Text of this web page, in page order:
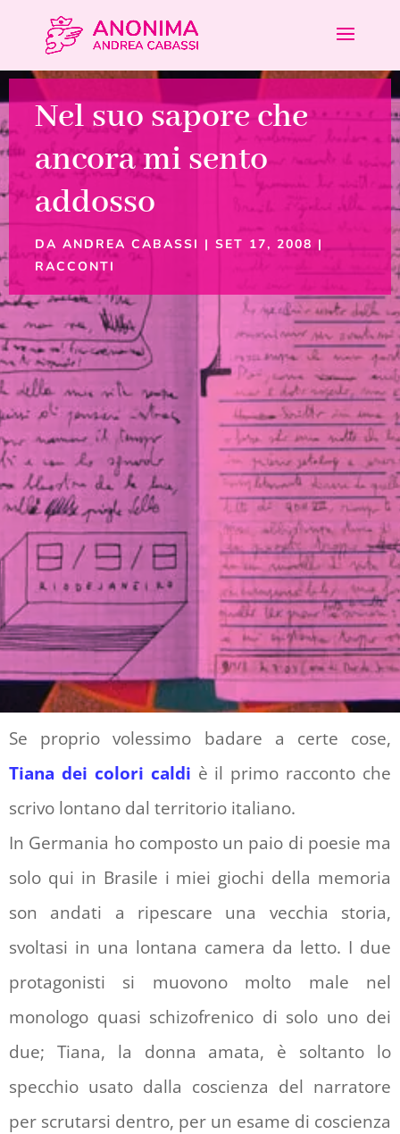
Nel suo sapore che
ancora mi sento
addosso
DA ANDREA CABASSI | SET 17, 2008 |
RACCONTI
Se proprio volessimo badare a certe cose,
Tiana dei colori caldi è il primo racconto che
scrivo lontano dal territorio italiano.
In Germania ho composto un paio di poesie ma
solo qui in Brasile i miei giochi della memoria
son andati a ripescare una vecchia storia,
svoltasi in una lontana camera da letto. I due
protagonisti si muovono molto male nel
monologo quasi schizofrenico di solo uno dei
due; Tiana, la donna amata, è soltanto lo
specchio usato dalla coscienza del narratore
per scrutarsi dentro, per un esame di coscienza